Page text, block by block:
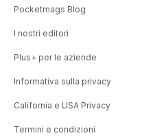
Pocketmags Blog
I nostri editori
Plus+ per le aziende
Informativa sulla privacy
California e USA Privacy
Termini e condizioni